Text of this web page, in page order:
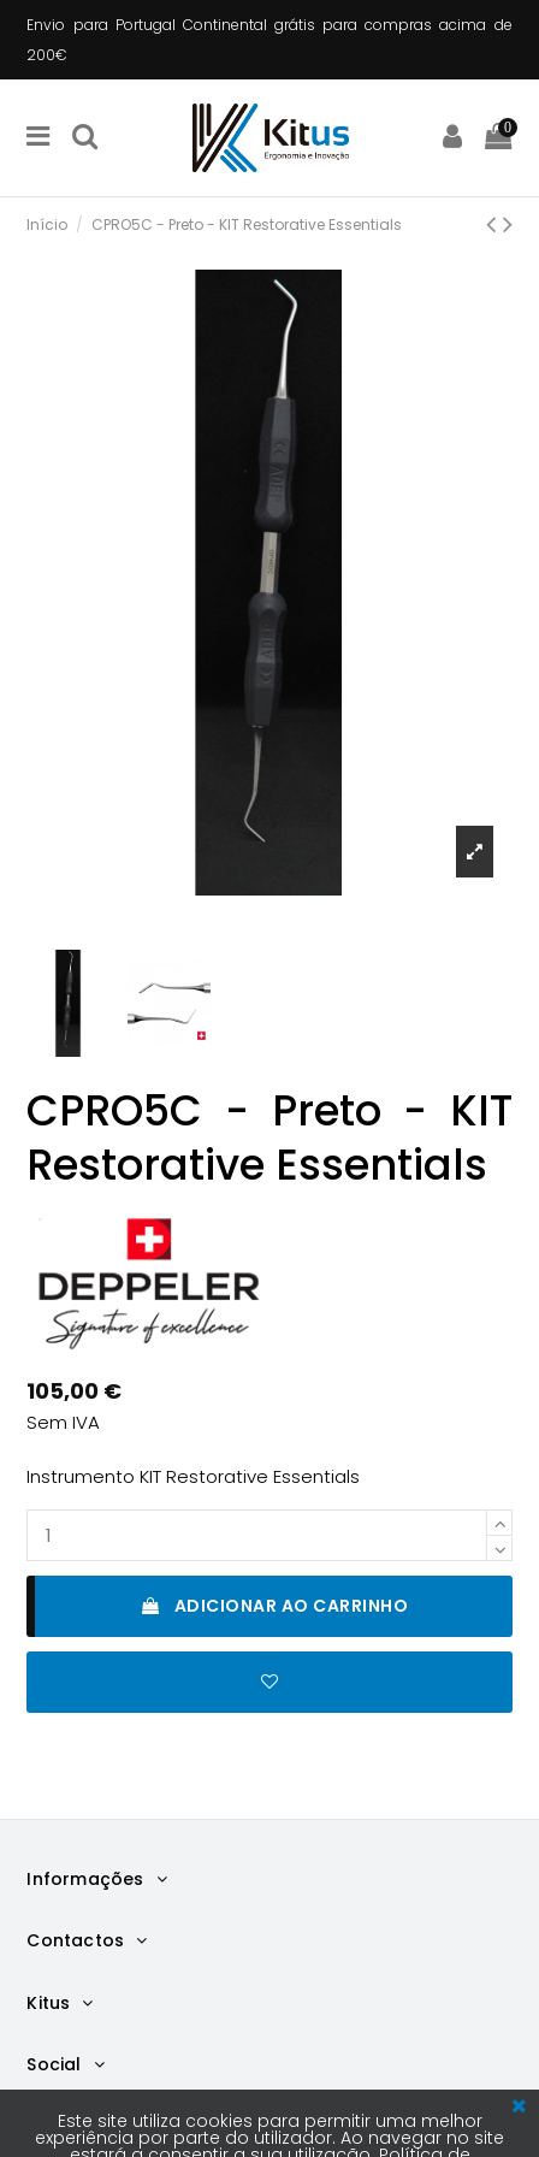
Envio para Portugal Continental grátis para compras acima de
200€
0
Início CPRO5C - Preto - KIT Restorative Essentials
CPRO5C - Preto - KIT
Restorative Essentials
105,00 €
Sem IVA
Instrumento KIT Restorative Essentials
ADICIONAR AO CARRINHO
Informações
Contactos
Kitus
Social
Este site utiliza cookies para permitir uma melhor
experiência por parte do utilizador. Ao navegar no site